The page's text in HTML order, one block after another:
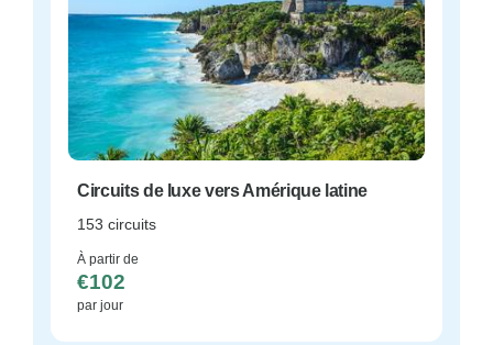
Circuits de luxe vers Amérique latine
153 circuits
À partir de
€102
par jour